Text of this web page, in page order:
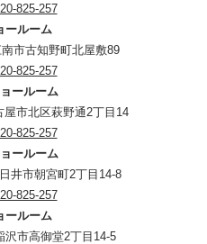
825-257
ールーム
市古知野町北屋敷89
825-257
ールーム
市北区萩野通2丁目14
825-257
ールーム
井市朝宮町2丁目14-8
825-257
ールーム
沢市高御堂2丁目14-5